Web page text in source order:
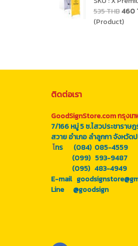
535 THB460
(Product)
ติดต่อเรา
GoodSignStore.com กรุงเ
7/166 หมู่ 5 ซ.ไสวประชาราษ
สวาย อำเภอ ลำลูกกา จังหวัด
โทร (084) 085-4559
(099) 593-9487
(095) 483-4949
E-mail
Line @goodsign